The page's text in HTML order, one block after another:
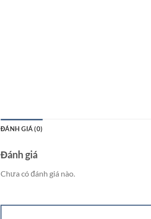
ĐÁNH GIÁ (0)
Đánh giá
Chưa có đánh giá nào.